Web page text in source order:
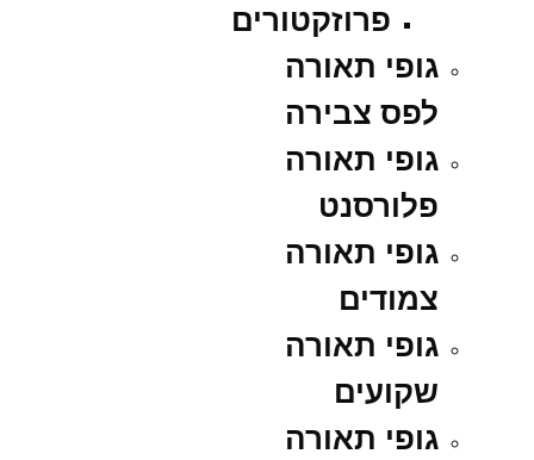
פרוזקטורים
גופי תאורה
לפס צבירה
גופי תאורה
פלורסנט
גופי תאורה
צמודים
גופי תאורה
שקועים
גופי תאורה